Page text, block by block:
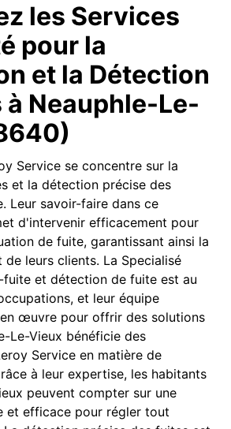
les Services
pour la
et la Détection
à Neauphle-Le-
Service se concentre sur la
et la détection précise des
Leur savoir-faire dans ce
d'intervenir efficacement pour
de fuite, garantissant ainsi la
leurs clients. La Specialisé
et détection de fuite est au
et leur équipe
œuvre pour offrir des solutions
Le-Vieux bénéficie des
Service en matière de
à leur expertise, les habitants
peuvent compter sur une
et efficace pour régler tout